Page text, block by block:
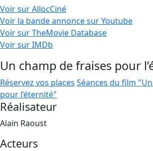
Voir sur AllocCiné
Voir la bande annonce sur Youtube
Voir sur TheMovie Database
Voir sur IMDb
Un champ de fraises pour
Réservez vos places Séances du film
pour l’éternité"
Réalisateur
Alain Raoust
Acteurs